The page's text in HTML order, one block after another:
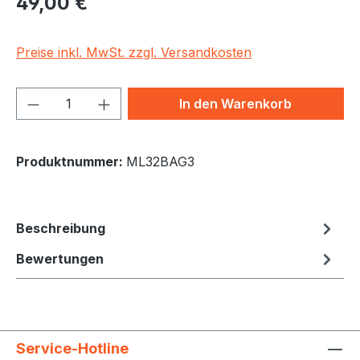
Preise inkl. MwSt. zzgl. Versandkosten
Produkt Anzahl: Gib denIn den Warenkorb
Produktnummer: ML32BAG3
Beschreibung
Bewertungen
Service-Hotline